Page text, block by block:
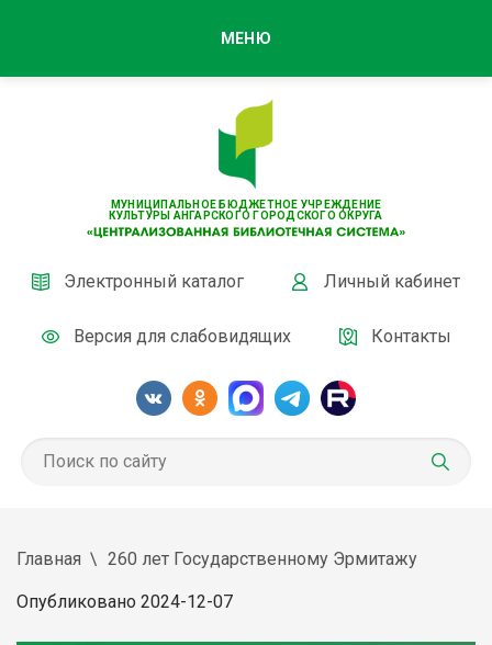
МУНИЦИПАЛЬНОЕ БЮДЖЕТНОЕ УЧРЕЖДЕНИЕ
КУЛЬТУРЫ АНГАРСКОГО ГОРОДСКОГО ОКРУГА
Электронный каталог Личный кабинет
Версия для слабовидящих Контакты
МЕНЮ
Главная 260 лет Государственному Эрмитажу
Опубликовано 2024-12-07